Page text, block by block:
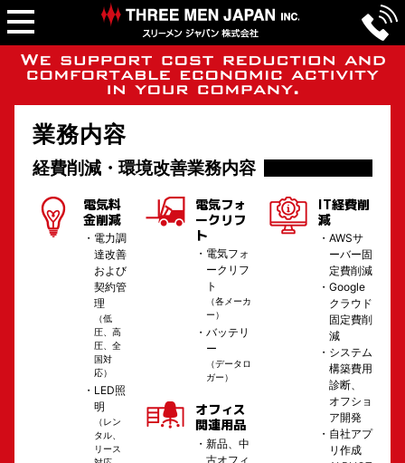
業務内容
経費削減・環境改善業務内容
電気料
金削減
電力調
達改善
および
契約管
理
（低
圧、高
圧、全
国対
応）
LED照
明
（レン
タル、
リース
電気フォ
ークリフ
ト
電気フォ
ークリフ
ト
（各メーカ
ー）
バッテリ
ー
（データロ
ガー）
オフィス
関連用品
新品、中
古オフィ
IT経費削
減
AWSサ
ーバー固
定費削減
Google
クラウド
固定費削
減
システム
構築費用
診断、
オフショ
ア開発
自社アプ
リ作成